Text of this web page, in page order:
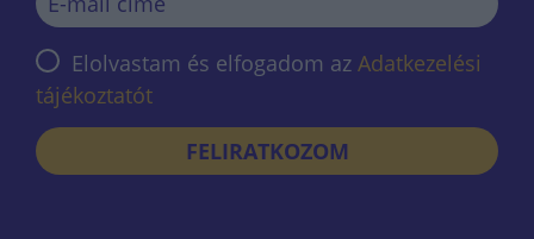
Elolvastam és elfogadom az Adatkezelési
tájékoztatót
FELIRATKOZOM